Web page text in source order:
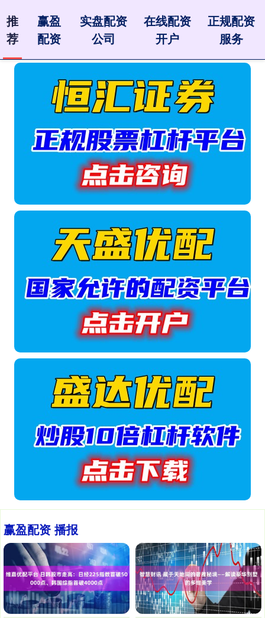
赢盈配资 播报
推
荐
赢盈
配资
实盘配资
公司
在线配资
开户
正规配资
服务